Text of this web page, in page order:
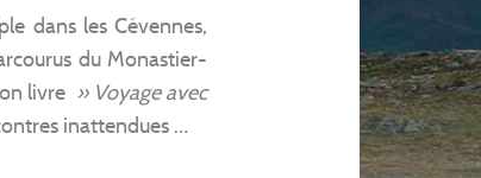
dans les Cévennes,
du Monastier-
livre » Voyage avec
inattendues …